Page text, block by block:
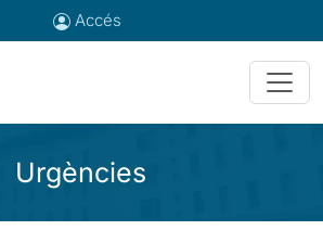
Accés
Urgències